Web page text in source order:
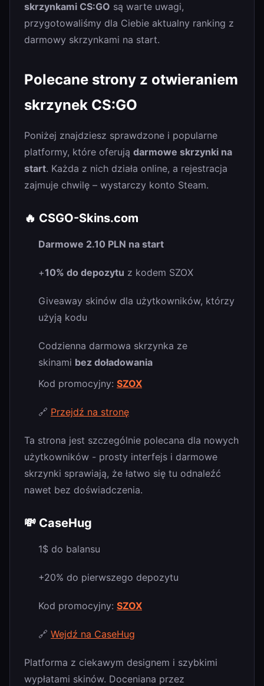
skrzynkami CS:GO są warte uwagi,
przygotowaliśmy dla Ciebie aktualny ranking z
darmowy skrzynkami na start.
Polecane strony z otwieraniem
skrzynek CS:GO
Poniżej znajdziesz sprawdzone i popularne
platformy, które oferują darmowe skrzynki na
start. Każda z nich działa online, a rejestracja
zajmuje chwilę – wystarczy konto Steam.
🔥 CSGO-Skins.com
Darmowe 2.10 PLN na start
+10% do depozytu z kodem SZOX
Giveaway skinów dla użytkowników, którzy
użyją kodu
Codzienna darmowa skrzynka ze
skinami bez doładowania
Kod promocyjny: SZOX
🔗 Przejdź na stronę
Ta strona jest szczególnie polecana dla nowych
użytkowników - prosty interfejs i darmowe
skrzynki sprawiają, że łatwo się tu odnaleźć
nawet bez doświadczenia.
💸 CaseHug
1$ do balansu
+20% do pierwszego depozytu
Kod promocyjny: SZOX
🔗 Wejdź na CaseHug
Platforma z ciekawym designem i szybkimi
wypłatami skinów. Doceniana przez